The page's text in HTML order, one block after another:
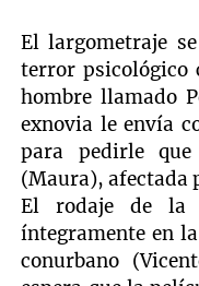
El largometraje
terror psicológico
hombre llamado
exnovia le envía
para pedirle
(Maura), afectada
El rodaje de la
íntegramente en
conurbano